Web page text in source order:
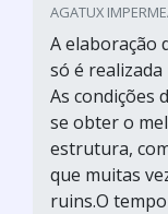
AGATUX
A elaboração
só é
As condições
se obter o
estrutura,
que muitas
ruins.O